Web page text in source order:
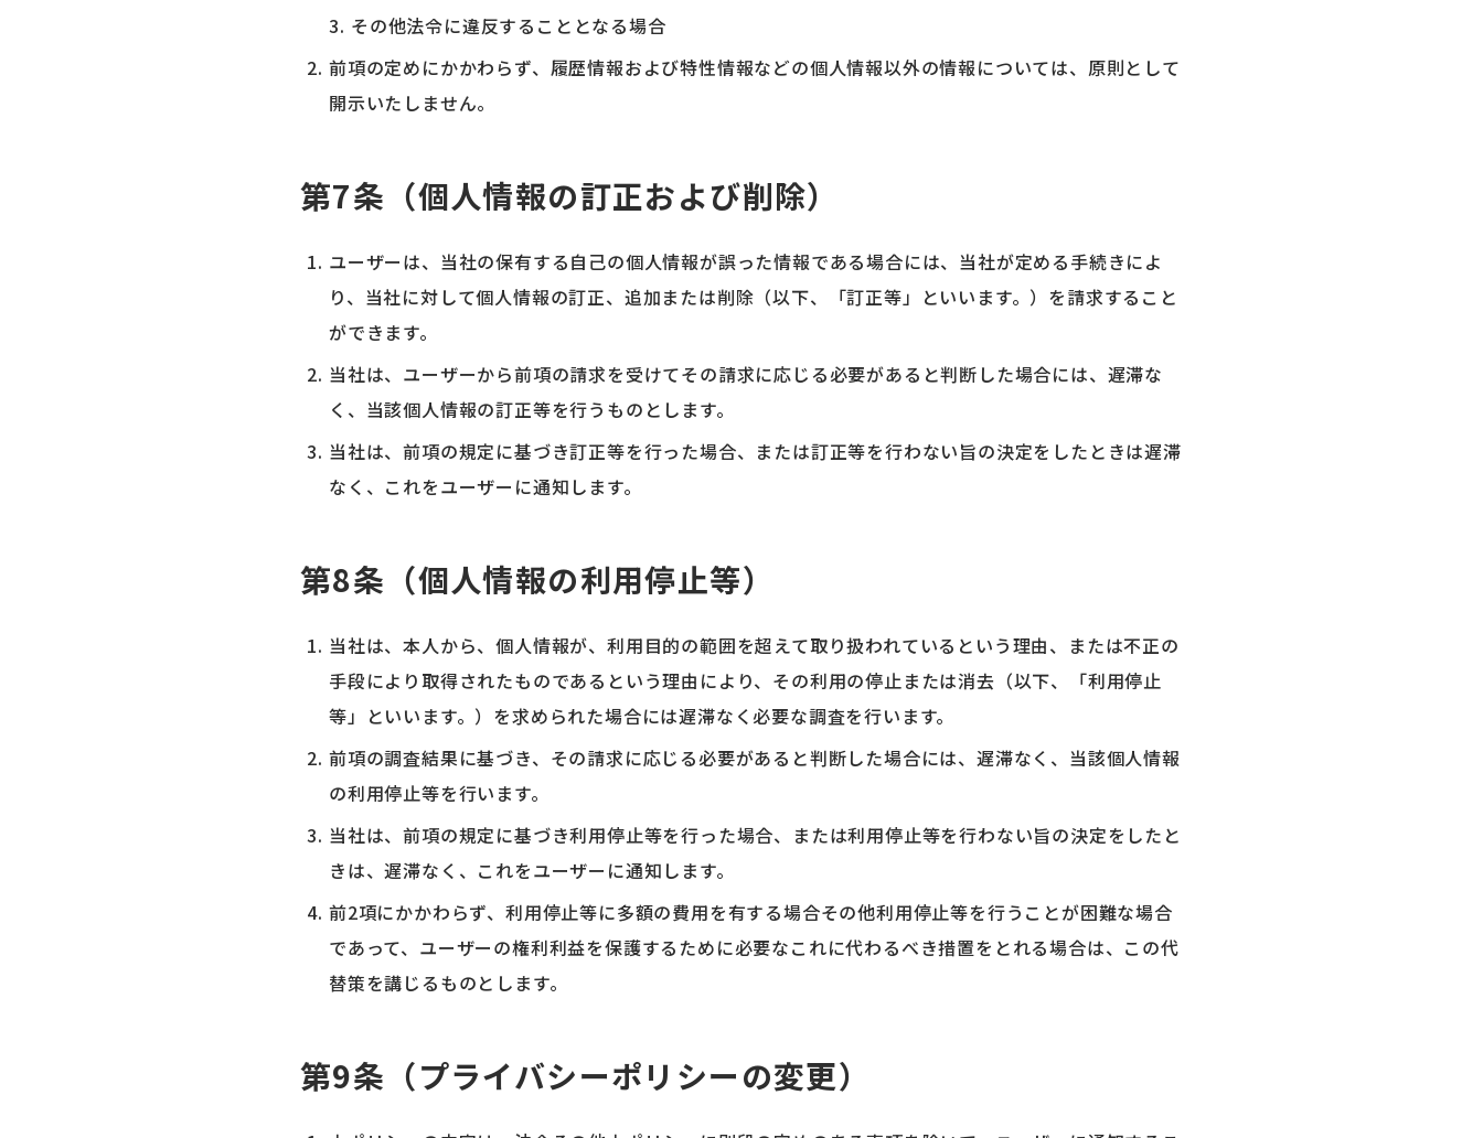
その他法令に違反することとなる場合
前項の定めにかかわらず、履歴情報および特性情報などの個人情報以外の情報については、原則として
開示いたしません。
第7条（個人情報の訂正および削除）
ユーザーは、当社の保有する自己の個人情報が誤った情報である場合には、当社が定める手続きによ
り、当社に対して個人情報の訂正、追加または削除（以下、「訂正等」といいます。）を請求すること
ができます。
当社は、ユーザーから前項の請求を受けてその請求に応じる必要があると判断した場合には、遅滞な
く、当該個人情報の訂正等を行うものとします。
当社は、前項の規定に基づき訂正等を行った場合、または訂正等を行わない旨の決定をしたときは遅滞
なく、これをユーザーに通知します。
第8条（個人情報の利用停止等）
当社は、本人から、個人情報が、利用目的の範囲を超えて取り扱われているという理由、または不正の
手段により取得されたものであるという理由により、その利用の停止または消去（以下、「利用停止
等」といいます。）を求められた場合には遅滞なく必要な調査を行います。
前項の調査結果に基づき、その請求に応じる必要があると判断した場合には、遅滞なく、当該個人情報
の利用停止等を行います。
当社は、前項の規定に基づき利用停止等を行った場合、または利用停止等を行わない旨の決定をしたと
きは、遅滞なく、これをユーザーに通知します。
前2項にかかわらず、利用停止等に多額の費用を有する場合その他利用停止等を行うことが困難な場合
であって、ユーザーの権利利益を保護するために必要なこれに代わるべき措置をとれる場合は、この代
替策を講じるものとします。
第9条（プライバシーポリシーの変更）